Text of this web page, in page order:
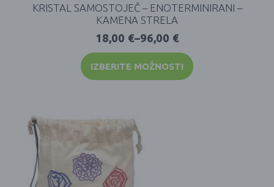
KRISTAL SAMOSTOJEČ – ENOTERMINIRANI –
KAMENA STRELA
18,00 €–96,00 €
IZBERITE MOŽNOSTI